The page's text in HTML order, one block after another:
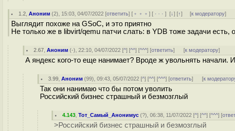
1.2 ,Аноним (2), 15:03, 04/07/2022 [ответить] [ ﹢﹢﹢] [ · · ·][↓] [↑] [к модератору]
Выглядит похоже на GSoC, и это приятно
Не только же в libvirt/qemu патчи слать: в YDB тоже задачи есть,
2.67 ,Аноним (-), 22:10, 04/07/2022 [^] [^^] [^^^] [ответить] [к модератору]
А яндекс кого-то еще нанимает? Вроде ж увольнять начали.
3.99 ,Аноним (99), 09:43, 05/07/2022 [^] [^^] [^^^] [ответить] [к
Так они нанимаю что бы потом уволить
Российский бизнес страшный и безмозглый
4.143 ,Тот_Самый_Анонимус (?), 06:38, 11/07/2022 [^] [^^] [^^^] [
>Российский бизнес страшный и безмозглый